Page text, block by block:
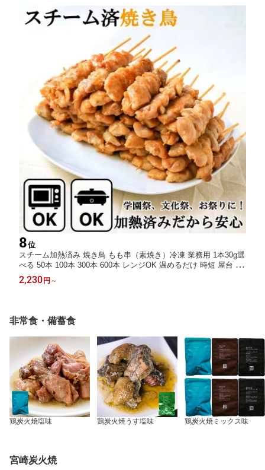
8位
スチーム加熱済み 焼き鳥 もも串（素焼き）冷凍 業務用 1本30g選
べる 50本 100本 300本 600本 レンジOK 温めるだけ 時短 屋台 学
園祭 文化祭 模擬店 BBQ イベントに 安心 簡単 焼き目で香ばしい
塩・タレ自在 大量仕入れ まとめ買い 居酒屋 焼鳥店 焼肉店
2,230 円 ～
非常食・備蓄食
鶏炭火焼塩味 鶏炭火焼うす塩味 鶏炭火焼ミックス味
宮崎炭火焼